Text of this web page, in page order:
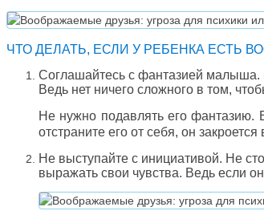
ЧТО ДЕЛАТЬ, ЕСЛИ У РЕБЕНКА ЕСТЬ
Соглашайтесь с фантазией малыша.
Ведь нет ничего сложного в том,
Не нужно подавлять его фантазию.
отстраните его от себя, он
Не выступайте с инициативой. Не
выражать свои чувства. Ведь если